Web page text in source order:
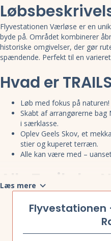
Flyvestationen Værløse er en
byde på. Området kombinerer
historiske omgivelser, der gør
spændende. Perfekt til en
Hvad er
Løb med fokus på naturen!
Skabt af arrangørerne bag
i særklasse.
Oplev Geels Skov, et
stier og kuperet terræn.
Alle kan være med –
Alle Trails by
2025
Læs mere
Flyvestationen